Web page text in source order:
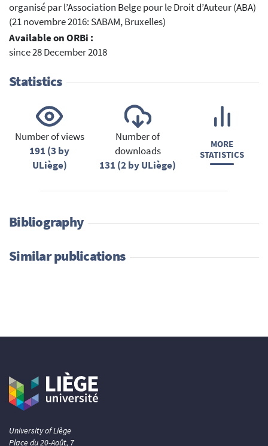
organisé par l’Association Belge pour le Droit d’Auteur (ABA)
(21 novembre 2016: SABAM, Bruxelles)
Available on ORBi :
since 28 December 2018
Statistics
Number of views
191 (3 by
ULiège)
Number of
downloads
131 (2 by ULiège)
MORE
STATISTICS
Bibliography
Similar publications
University of Liège
Place du 20-Août, 7